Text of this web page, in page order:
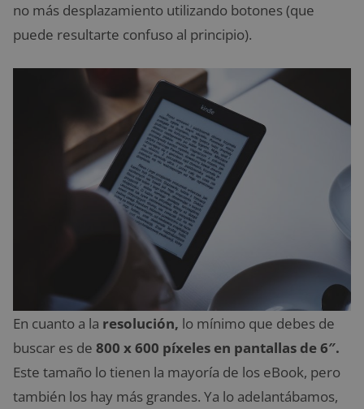
no más desplazamiento utilizando botones (que
puede resultarte confuso al principio).
En cuanto a la resolución, lo mínimo que debes de
buscar es de 800 x 600 píxeles en pantallas de 6″.
Este tamaño lo tienen la mayoría de los eBook, pero
también los hay más grandes. Ya lo adelantábamos,